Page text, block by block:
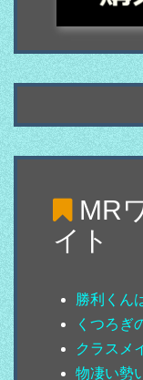
MR
イト
勝利くん
くつろぎ
クラスメ
物凄い勢